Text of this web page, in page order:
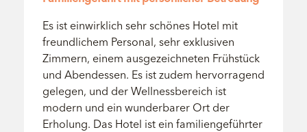
Es ist einwirklich sehr schönes Hotel mit
freundlichem Personal, sehr exklusiven
Zimmern, einem ausgezeichneten Frühstück
und Abendessen. Es ist zudem hervorragend
gelegen, und der Wellnessbereich ist
modern und ein wunderbarer Ort der
Erholung. Das Hotel ist ein familiengeführter